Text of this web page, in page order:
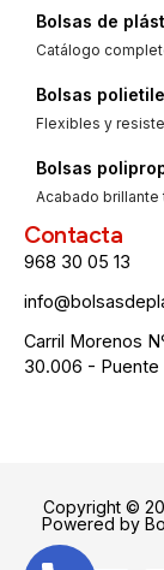
Bolsas de
Catálogo
Bolsas
Flexibles y
Bolsas
Acabado
Contacta
968 30 05 13
Carril Morenos
30.006 - Puente
Copyright ©
Powered by